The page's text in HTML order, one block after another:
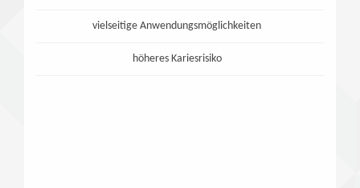
vielseitige Anwendungsmöglichkeiten
höheres Kariesrisiko